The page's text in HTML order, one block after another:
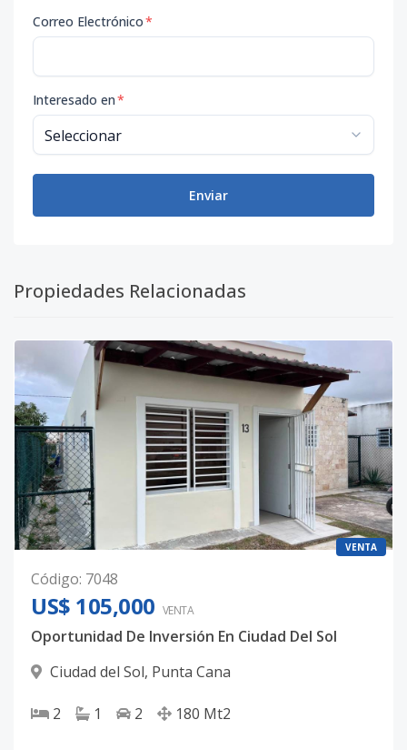
Correo Electrónico*
Interesado en*
Enviar
Propiedades Relacionadas
VENTA
Código: 7048
US$ 105,000 VENTA
Oportunidad De Inversión En Ciudad Del Sol
Ciudad del Sol, Punta Cana
2 1 2 180 Mt2